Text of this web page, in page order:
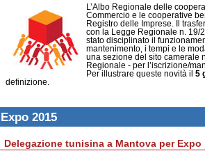
L’Albo Regionale delle
Commercio e le cooperative
Registro delle Imprese. Il
con la Legge Regionale n. 19/
stato disciplinato il
mantenimento, i tempi e le
una sezione del sito camerale
Regionale - per l’iscrizione/
Per illustrare queste novità il 5
definizione.
Expo 2015
Delegazione tunisina a Mantova per Expo